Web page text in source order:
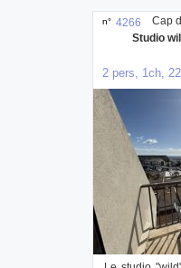
n° 4266
Studio
2 pers, 1ch,
Cap